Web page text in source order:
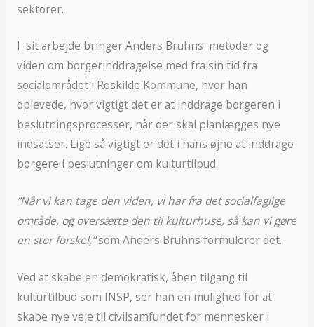
sektorer.
I sit arbejde bringer Anders Bruhns metoder og
viden om borgerinddragelse med fra sin tid fra
socialområdet i Roskilde Kommune, hvor han
oplevede, hvor vigtigt det er at inddrage borgeren i
beslutningsprocesser, når der skal planlægges nye
indsatser. Lige så vigtigt er det i hans øjne at inddrage
borgere i beslutninger om kulturtilbud.
”Når vi kan tage den viden, vi har fra det socialfaglige
område, og oversætte den til kulturhuse, så kan vi gøre
en stor forskel,”som Anders Bruhns formulerer det.
Ved at skabe en demokratisk, åben tilgang til
kulturtilbud som INSP, ser han en mulighed for at
skabe nye veje til civilsamfundet for mennesker i